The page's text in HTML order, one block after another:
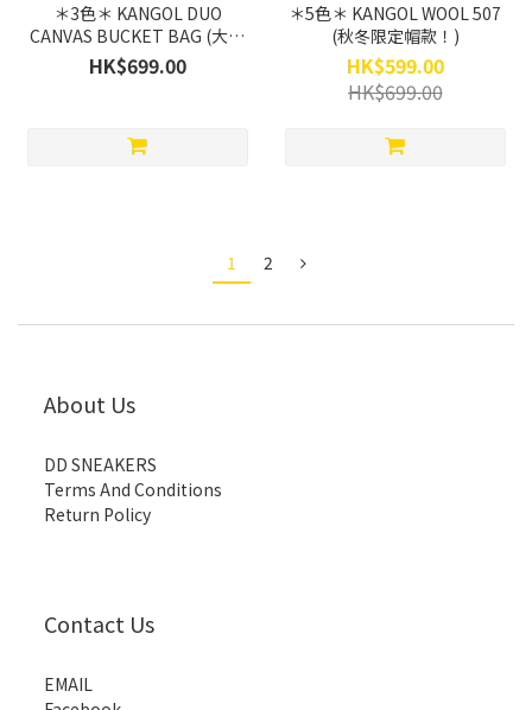
＊3色＊ KANGOL DUO
CANVAS BUCKET BAG (大人
氣主題色款系列)
HK$699.00
＊5色＊ KANGOL WOOL 507
(秋冬限定帽款！)
HK$599.00
HK$699.00
1 2
About Us
DD SNEAKERS
Terms And Conditions
Return Policy
Contact Us
EMAIL